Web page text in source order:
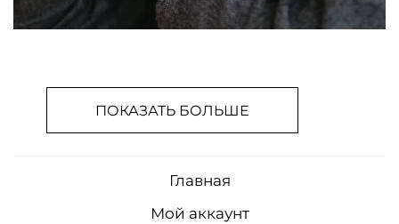
ПОКАЗАТЬ БОЛЬШЕ
Главная
Мой аккаунт